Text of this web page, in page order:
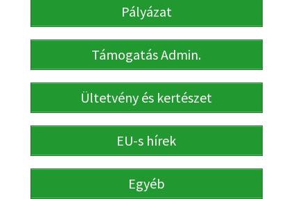
Pályázat
Támogatás Admin.
Ültetvény és kertészet
EU-s hírek
Egyéb